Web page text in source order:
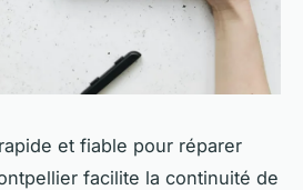
et fiable pour réparer
facilite la continuité de